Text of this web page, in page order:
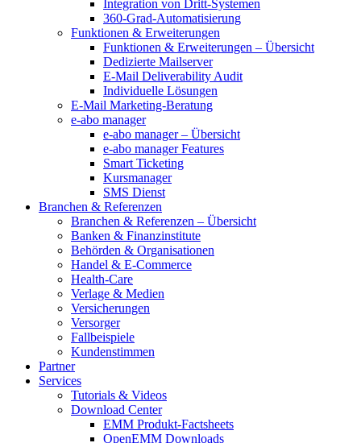
Integration von Dritt-Systemen
360-Grad-Automatisierung
Funktionen & Erweiterungen
Funktionen & Erweiterungen – Übersicht
Dedizierte Mailserver
E-Mail Deliverability Audit
Individuelle Lösungen
E-Mail Marketing-Beratung
e-abo manager
e-abo manager – Übersicht
e-abo manager Features
Smart Ticketing
Kursmanager
SMS Dienst
Branchen & Referenzen
Branchen & Referenzen – Übersicht
Banken & Finanzinstitute
Behörden & Organisationen
Handel & E-Commerce
Health-Care
Verlage & Medien
Versicherungen
Versorger
Fallbeispiele
Kundenstimmen
Partner
Services
Tutorials & Videos
Download Center
EMM Produkt-Factsheets
OpenEMM Downloads